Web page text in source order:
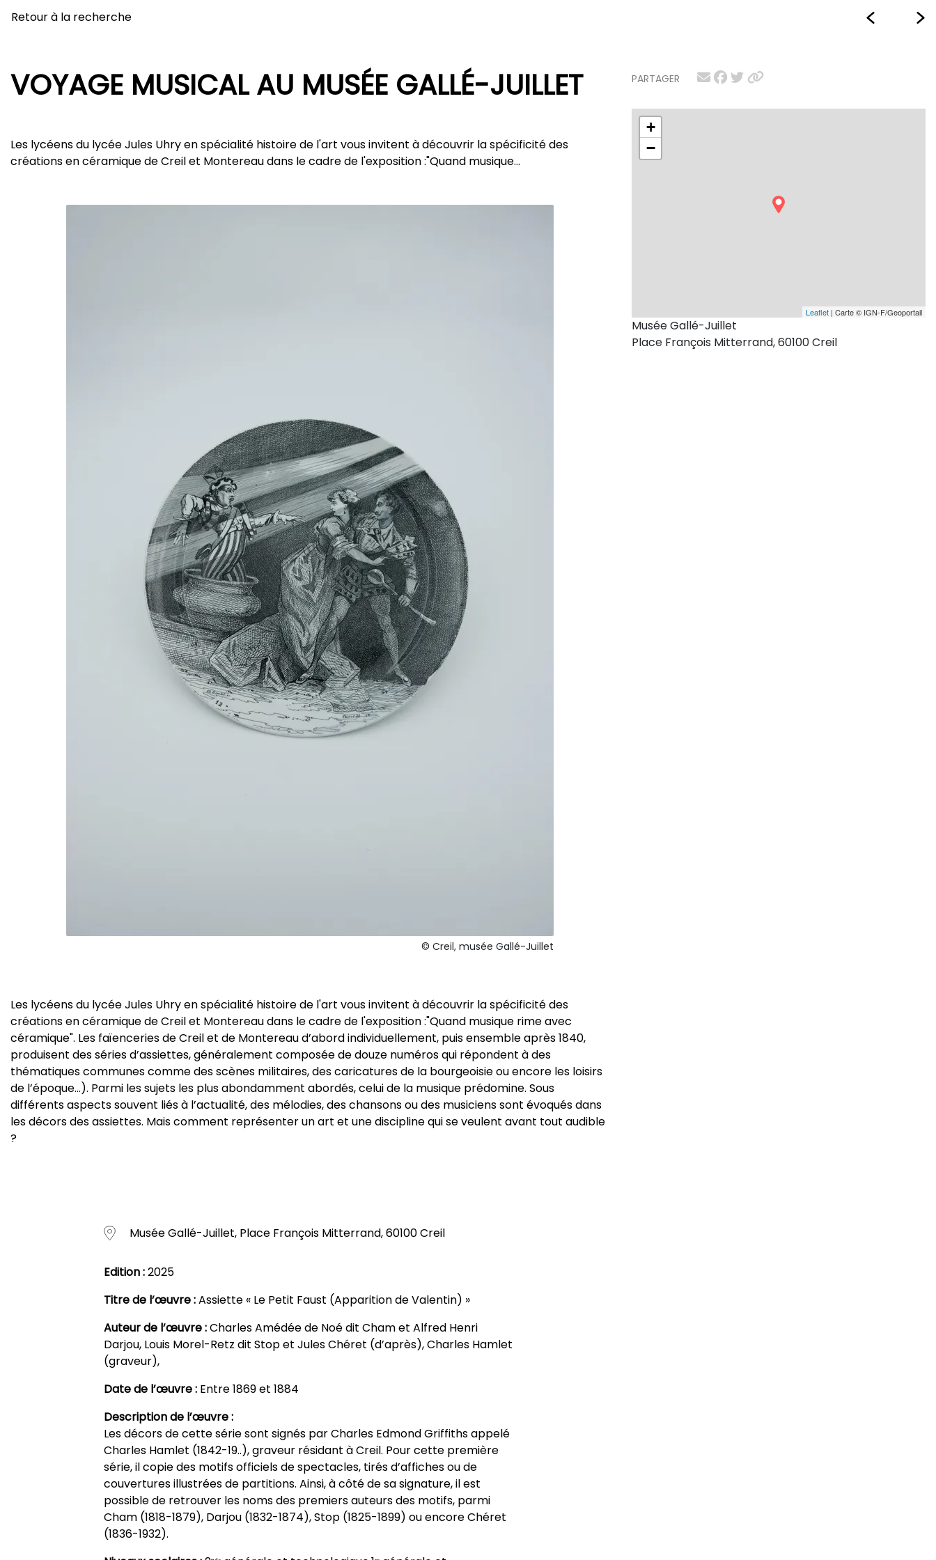
Retour à la recherche
PARTAGER
+
−
Leaflet | Carte © IGN-F/Geoportail
Musée Gallé-Juillet
Place François Mitterrand, 60100 Creil
VOYAGE MUSICAL AU MUSÉE GALLÉ-JUILLET
Les lycéens du lycée Jules Uhry en spécialité histoire de l'art vous invitent à découvrir la spécificité des
créations en céramique de Creil et Montereau dans le cadre de l'exposition :"Quand musique…
© Creil, musée Gallé-Juillet
Les lycéens du lycée Jules Uhry en spécialité histoire de l'art vous invitent à découvrir la spécificité des
créations en céramique de Creil et Montereau dans le cadre de l'exposition :"Quand musique rime avec
céramique". Les faïenceries de Creil et de Montereau d’abord individuellement, puis ensemble après 1840,
produisent des séries d’assiettes, généralement composée de douze numéros qui répondent à des
thématiques communes comme des scènes militaires, des caricatures de la bourgeoisie ou encore les loisirs
de l’époque…). Parmi les sujets les plus abondamment abordés, celui de la musique prédomine. Sous
différents aspects souvent liés à l’actualité, des mélodies, des chansons ou des musiciens sont évoqués dans
les décors des assiettes. Mais comment représenter un art et une discipline qui se veulent avant tout audible
?
Musée Gallé-Juillet, Place François Mitterrand, 60100 Creil
Edition :2025
Titre de l’œuvre :Assiette « Le Petit Faust (Apparition de Valentin) »
Auteur de l’œuvre :Charles Amédée de Noé dit Cham et Alfred Henri
Darjou, Louis Morel-Retz dit Stop et Jules Chéret (d’après), Charles Hamlet
(graveur),
Date de l’œuvre : Entre 1869 et 1884
Description de l’œuvre :
Les décors de cette série sont signés par Charles Edmond Griffiths appelé
Charles Hamlet (1842-19..), graveur résidant à Creil. Pour cette première
série, il copie des motifs officiels de spectacles, tirés d’affiches ou de
couvertures illustrées de partitions. Ainsi, à côté de sa signature, il est
possible de retrouver les noms des premiers auteurs des motifs, parmi
Cham (1818-1879), Darjou (1832-1874), Stop (1825-1899) ou encore Chéret
(1836-1932).